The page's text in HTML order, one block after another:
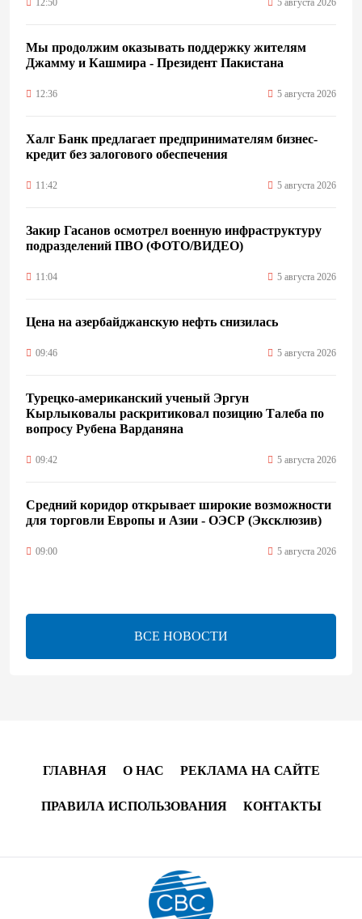
12:50 5 августа 2026
Мы продолжим оказывать поддержку жителям
Джамму и Кашмира - Президент Пакистана
12:36 5 августа 2026
Халг Банк предлагает предпринимателям бизнес-
кредит без залогового обеспечения
11:42 5 августа 2026
Закир Гасанов осмотрел военную инфраструктуру
подразделений ПВО (ФОТО/ВИДЕО)
11:04 5 августа 2026
Цена на азербайджанскую нефть cнизилась
09:46 5 августа 2026
Турецко-американский ученый Эргун
Кырлыковалы раскритиковал позицию Талеба по
вопросу Рубена Варданяна
09:42 5 августа 2026
Средний коридор открывает широкие возможности
для торговли Европы и Азии - ОЭСР (Эксклюзив)
09:00 5 августа 2026
платежи превращаются в инфраструктуру роста
Эмир Катара обсудил с Трампом ситуацию вокруг
В Физулинском районе вспыхнул пожар на
ВСЕ НОВОСТИ
ГЛАВНАЯ О НАС РЕКЛАМА НА САЙТЕ
ПРАВИЛА ИСПОЛЬЗОВАНИЯ КОНТАКТЫ